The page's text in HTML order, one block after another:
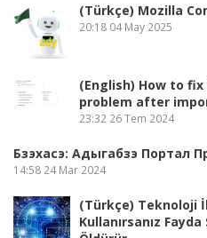
(Türkçe) Mozilla
20:18 04 May 2025
(English) How to fix
problem after
23:32 26 Tem 2024
Бзэхасэ: Адыгабзэ Портал
14:58 24 Mar 2024
(Türkçe) Teknoloji
Kullanırsanız Fayda